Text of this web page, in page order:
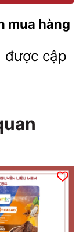
mua hàng
được cập